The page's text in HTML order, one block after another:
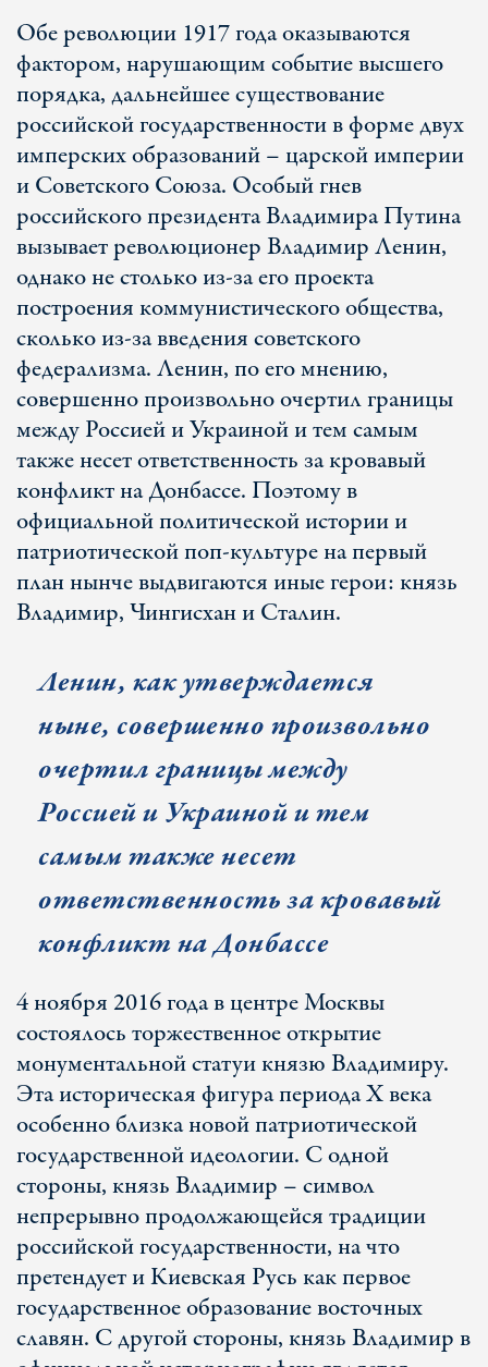
Обе революции 1917 года оказываются
фактором, нарушающим событие высшего
порядка, дальнейшее существование
российской государственности в форме двух
имперских образований – царской империи
и Советского Союза. Особый гнев
российского президента Владимира Путина
вызывает революционер Владимир Ленин,
однако не столько из-за его проекта
построения коммунистического общества,
сколько из-за введения советского
федерализма. Ленин, по его мнению,
совершенно произвольно очертил границы
между Россией и Украиной и тем самым
также несет ответственность за кровавый
конфликт на Донбассе. Поэтому в
официальной политической истории и
патриотической поп-культуре на первый
план нынче выдвигаются иные герои: князь
Владимир, Чингисхан и Сталин.
Ленин, как утверждается
ныне, совершенно произвольно
очертил границы между
Россией и Украиной и тем
самым также несет
ответственность за кровавый
конфликт на Донбассе
4 ноября 2016 года в центре Москвы
состоялось торжественное открытие
монументальной статуи князю Владимиру.
Эта историческая фигура периода Х века
особенно близка новой патриотической
государственной идеологии. С одной
стороны, князь Владимир – символ
непрерывно продолжающейся традиции
российской государственности, на что
претендует и Киевская Русь как первое
государственное образование восточных
славян. С другой стороны, князь Владимир в